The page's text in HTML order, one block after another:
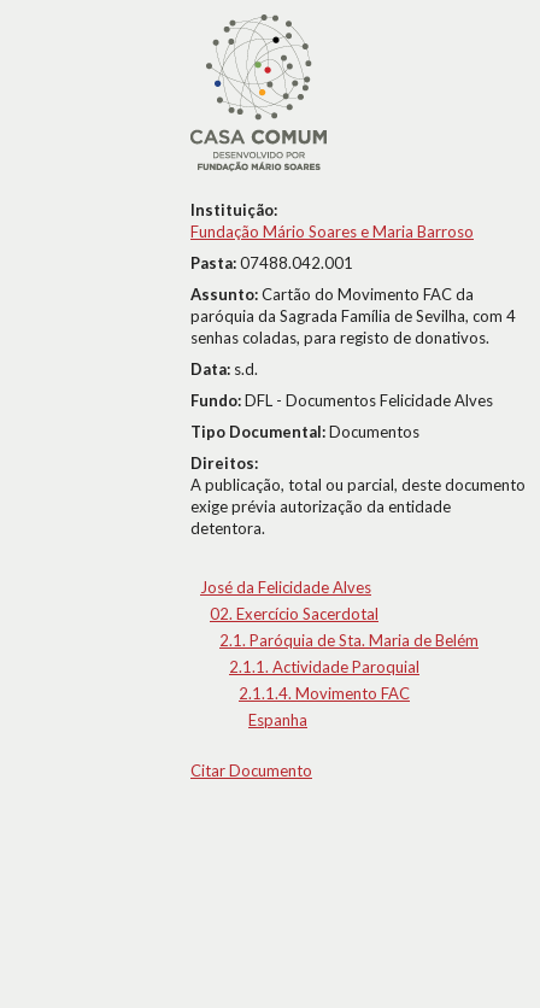
Instituição:
Fundação Mário Soares e Maria Barroso
Pasta:07488.042.001
Assunto:Cartão do Movimento FAC da
paróquia da Sagrada Família de Sevilha, com 4
senhas coladas, para registo de donativos.
Data: s.d.
Fundo:DFL - Documentos Felicidade Alves
Tipo Documental:Documentos
Direitos:
A publicação, total ou parcial, deste documento
exige prévia autorização da entidade
detentora.
José da Felicidade Alves
02. Exercício Sacerdotal
2.1. Paróquia de Sta. Maria de Belém
2.1.1. Actividade Paroquial
2.1.1.4. Movimento FAC
Espanha
Citar Documento